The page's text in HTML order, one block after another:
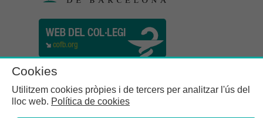
Cookies
Utilitzem cookies pròpies i de tercers per analitzar l'ús del
lloc web. Política de cookies